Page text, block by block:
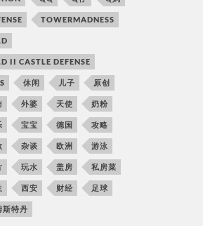
TOWERMADNESS
II CASTLE DEFENSE
休闲 儿子 原创
外婆 天使 奶粉
宝宝 德国 攻略
杂谈 欧洲 游泳
玩水 盖房 私房菜
西安 财经 足球
斯特丹